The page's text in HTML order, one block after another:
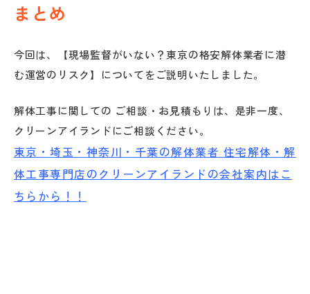
まとめ
今回は、【現場監督がいない？東京の格安解体業者に潜
む運営のリスク】についてをご説明いたしました。
解体工事に関しての ご相談・お見積もりは、是非一度、
クリーンアイランドにご相談ください。
東京・埼玉・神奈川・千葉の解体業者 住宅解体・解
体工事専門店のクリーンアイランドの会社案内はこ
ちらから！！